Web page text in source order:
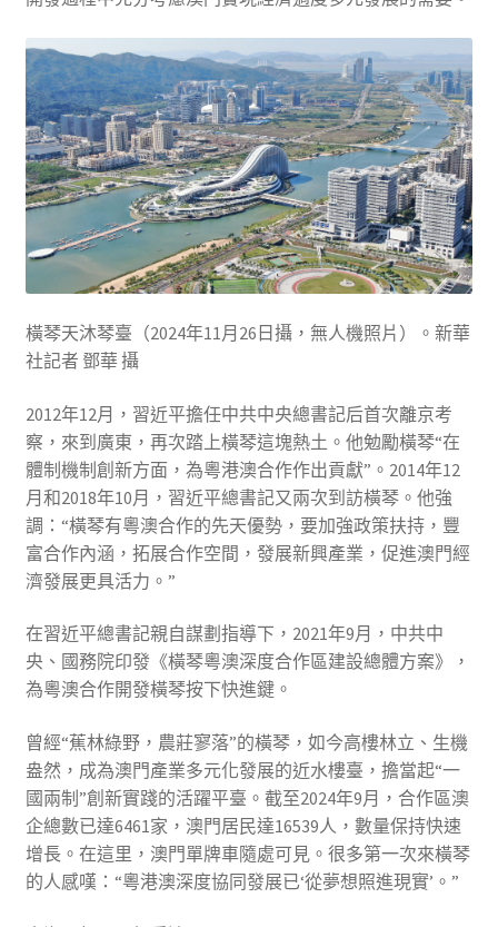
橫琴天沐琴臺（2024年11月26日攝，無人機照片）。新華
社記者 鄧華 攝
2012年12月，習近平擔任中共中央總書記后首次離京考
察，來到廣東，再次踏上橫琴這塊熱土。他勉勵橫琴“在
體制機制創新方面，為粵港澳合作作出貢獻”。2014年12
月和2018年10月，習近平總書記又兩次到訪橫琴。他強
調：“橫琴有粵澳合作的先天優勢，要加強政策扶持，豐
富合作內涵，拓展合作空間，發展新興產業，促進澳門經
濟發展更具活力。”
在習近平總書記親自謀劃指導下，2021年9月，中共中
央、國務院印發《橫琴粵澳深度合作區建設總體方案》，
為粵澳合作開發橫琴按下快進鍵。
曾經“蕉林綠野，農莊寥落”的橫琴，如今高樓林立、生機
盎然，成為澳門產業多元化發展的近水樓臺，擔當起“一
國兩制”創新實踐的活躍平臺。截至2024年9月，合作區澳
企總數已達6461家，澳門居民達16539人，數量保持快速
增長。在這里，澳門單牌車隨處可見。很多第一次來橫琴
的人感嘆：“粵港澳深度協同發展已‘從夢想照進現實’。”